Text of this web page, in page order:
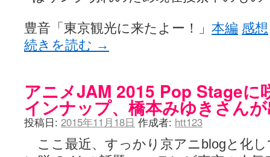
豊音「東京観光に来たよー！」 本編 感想
続きを読む →
アニメJAM 2015 Pop Stageに
インナップ、橋本みゆきさん
投稿日: 2015年11月18日 作成者: htt123
ここ最近、すっかり京アニblogと化